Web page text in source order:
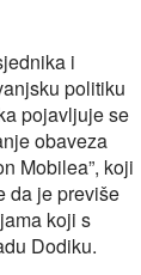
i
politiku
pojavljuje se
obaveza
Mobilea”, koji
da je previše
koji s
Dodiku.